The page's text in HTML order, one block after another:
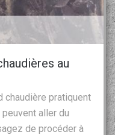
au
chaudière pratiquent
aller du
de procéder à